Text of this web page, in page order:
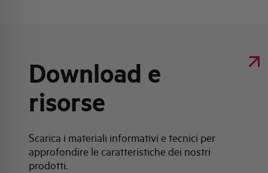
Download e
risorse
Scarica i materiali informativi e tecnici per
approfondire le caratteristiche dei nostri
prodotti.